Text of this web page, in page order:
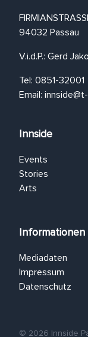
94032 Passau
V.i.d.P.: Gerd
Tel: 0851-32001
Email:
Innside
Events
Stories
Arts
Informationen
Mediadaten
Impressum
Datenschutz
© 2026 Innside